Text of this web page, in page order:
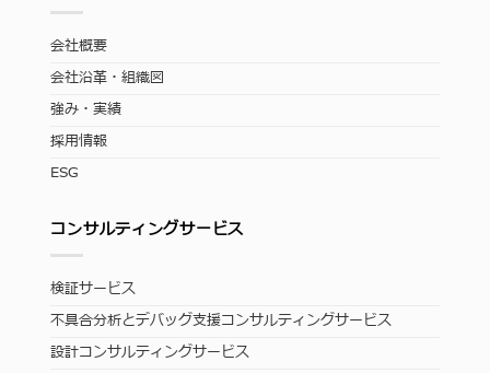
会社概要
会社沿革・組織図
強み・実績
採用情報
ESG
コンサルティングサービス
検証サービス
不具合分析とデバッグ支援コンサルティングサービス
設計コンサルティングサービス